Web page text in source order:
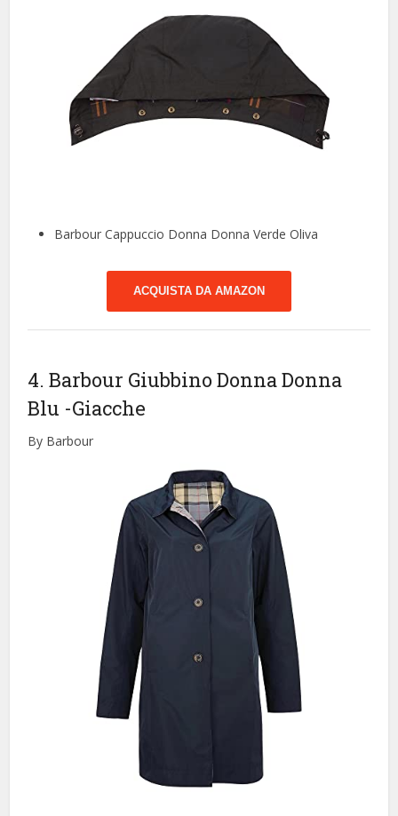
Barbour Cappuccio Donna Donna Verde Oliva
ACQUISTA DA AMAZON
4. Barbour Giubbino Donna Donna
Blu -Giacche
By Barbour